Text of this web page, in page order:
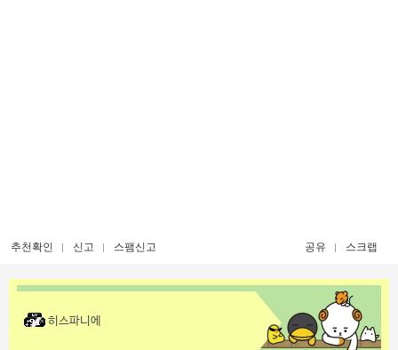
추천확인 신고 스팸신고 공유 스크랩
히스파니에